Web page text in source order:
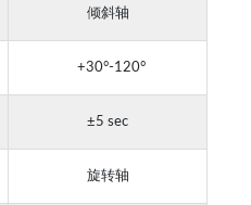
倾斜轴
+30°-120°
±5 sec
旋转轴